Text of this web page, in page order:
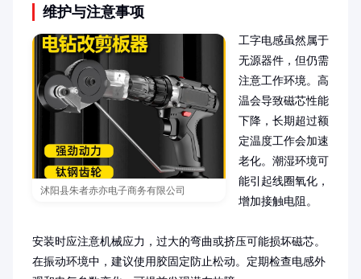
维护与注意事项
沭阳县朱者赤亦电子商务有限公司
工字电感虽然属于
无源器件，但仍需
注意工作环境。高
温会导致磁芯性能
下降，长期超过额
定温度工作会加速
老化。潮湿环境可
能引起线圈氧化，
增加接触电阻。
安装时应注意机械应力，过大的弯曲或挤压可能损坏磁芯。
在振动环境中，建议使用胶固定防止松动。定期检查电感外